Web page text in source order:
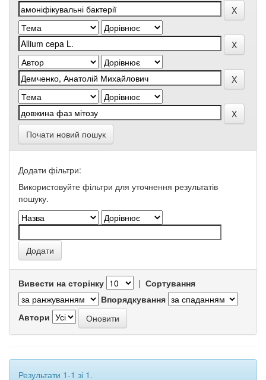
Почати новий пошук
Додати фільтри:
Використовуйте фільтри для уточнення результатів
пошуку.
Вивести на сторінку | Сортування
Впорядкування
Автори
Результати 1-1 зі 1.